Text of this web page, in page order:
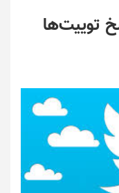
توییت‌ها